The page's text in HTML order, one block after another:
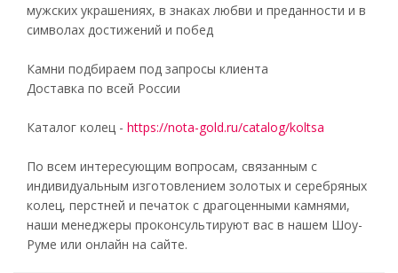
мужских украшениях, в знаках любви и преданности и в
символах достижений и побед
Камни подбираем под запросы клиента
Доставка по всей России
Каталог колец - https://nota-gold.ru/catalog/koltsa
По всем интересующим вопросам, связанным с
индивидуальным изготовлением золотых и серебряных
колец, перстней и печаток с драгоценными камнями,
наши менеджеры проконсультируют вас в нашем Шоу-
Руме или онлайн на сайте.